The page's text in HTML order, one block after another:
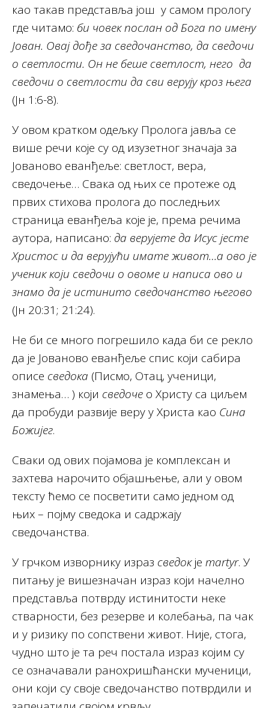
као такав представља још у самом прологу
где читамо: би човек послан од Бога по имену
Јован. Овај дође за сведочанство, да сведочи
о светлости. Он не беше светлост, него да
сведочи о светлости да сви верују кроз њега
(Јн 1:6-8).
У овом кратком одељку Пролога јавља се
више речи које су од изузетног значаја за
Јованово еванђеље: светлост, вера,
сведочење… Свака од њих се протеже од
првих стихова пролога до последњих
страница еванђеља које је, према речима
аутора, написано: да верујете да Исус јесте
Христос и да верујући имате живот…а ово је
ученик који сведочи о овоме и написа ово и
знамо да је истинито сведочанство његово
(Јн 20:31; 21:24).
Не би се много погрешило када би се рекло
да је Јованово еванђеље спис који сабира
описе сведока (Писмо, Отац, ученици,
знамења… ) који сведоче о Христу са циљем
да пробуди развије веру у Христа као Сина
Божијег.
Сваки од ових појамова је комплексан и
захтева нарочито објашњење, али у овом
тексту ћемо се посветити само једном од
њих – појму сведока и садржају
сведочанства.
У грчком изворнику израз сведокје martyr. У
питању је вишезначан израз који начелно
представља потврду истинитости неке
стварности, без резерве и колебања, па чак
и у ризику по сопствени живот. Није, стога,
чудно што је та реч постала израз којим су
се означавали ранохришћански мученици,
они који су своје сведочанство потврдили и